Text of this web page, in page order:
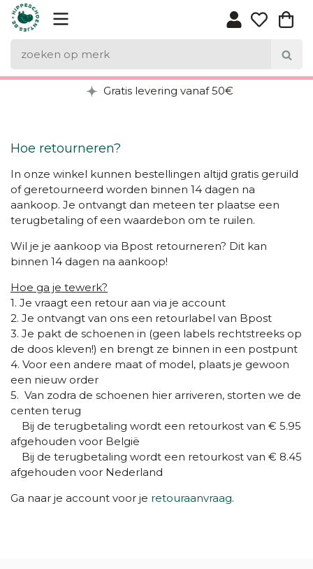
Gratis levering vanaf 50€
Hoe retourneren?
In onze winkel kunnen bestellingen altijd gratis geruild
of geretourneerd worden binnen 14 dagen na
aankoop. Je ontvangt dan meteen ter plaatse een
terugbetaling of een waardebon om te ruilen.
Wil je je aankoop via Bpost retourneren? Dit kan
binnen 14 dagen na aankoop!
Hoe ga je tewerk?
1. Je vraagt een retour aan via je account
2. Je ontvangt van ons een retourlabel van Bpost
3. Je pakt de schoenen in (geen labels rechtstreeks op
de doos kleven!) en brengt ze binnen in een postpunt
4. Voor een andere maat of model, plaats je gewoon
een nieuw order
5. Van zodra de schoenen hier arriveren, storten we de
centen terug
Bij de terugbetaling wordt een retourkost van € 5.95
afgehouden voor België
Bij de terugbetaling wordt een retourkost van € 8.45
afgehouden voor Nederland
Ga naar je account voor je retouraanvraag.